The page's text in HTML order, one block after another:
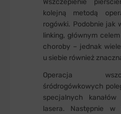
Wszczepienie
kolejną metodą
rogówki. Podobnie jak
linking, głównym
choroby – jednak
u siebie również
Operacja
śródrogówkowych
specjalnych
lasera. Następnie w